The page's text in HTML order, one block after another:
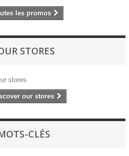
les promos
STORES
our stores
CLÉS